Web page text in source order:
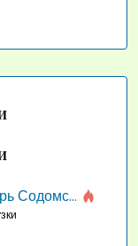
088 – Царь Мелхиседек и царь Содомский